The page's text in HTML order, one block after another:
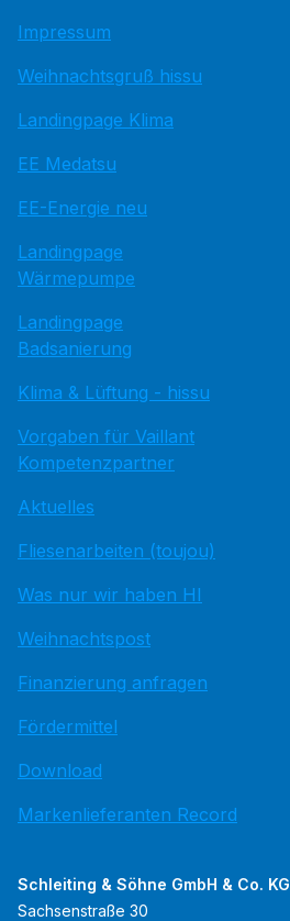
Impressum
Weihnachtsgruß hissu
Landingpage Klima
EE Medatsu
EE-Energie neu
Landingpage
Wärmepumpe
Landingpage
Badsanierung
Klima & Lüftung - hissu
Vorgaben für Vaillant
Kompetenzpartner
Aktuelles
Fliesenarbeiten (toujou)
Was nur wir haben HI
Weihnachtspost
Finanzierung anfragen
Fördermittel
Download
Markenlieferanten Record
Schleiting & Söhne GmbH & Co. KG
Sachsenstraße 30